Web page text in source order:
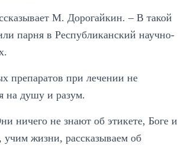
М. Дорогайкин. – В такой
парня в Республиканский научно-
препаратов при лечении не
на душу и разум.
ничего не знают об этикете, Боге и
учим жизни, рассказываем об